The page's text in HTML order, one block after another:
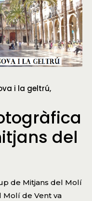
i la geltrú
del
de Mitjans del Molí
Molí de Vent va